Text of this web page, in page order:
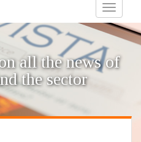
TOGGLE
all the news of
the sector